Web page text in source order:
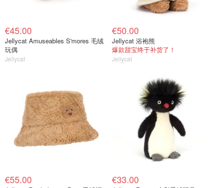
€45.00
Jellycat Amuseables S'mores 毛绒
玩偶
Jellycat
€50.00
Jellycat 浴袍熊
爆款甜宝终于补货了！
Jellycat
€55.00 €33.00